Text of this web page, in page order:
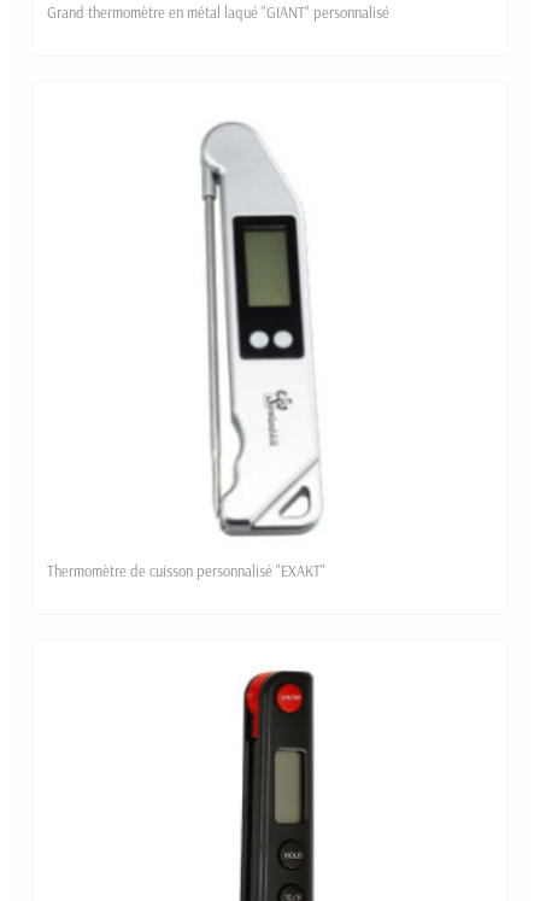
Grand thermomètre en métal laqué "GIANT" personnalisé
Thermomètre de cuisson personnalisé "EXAKT"